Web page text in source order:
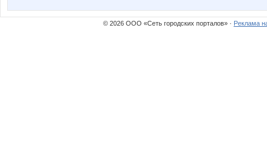
© 2026 ООО «Сеть городских порталов» · Реклама